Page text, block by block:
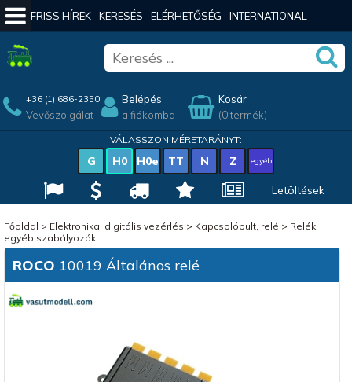
FRISS HÍREK KERESÉS ELÉRHETŐSÉG INTERNATIONAL
+36 (1) 686-2350
Vevőszolgálat
Belépés
a fiókomba
Kosár
(0 termék)
VÁLASSZON MÉRETARÁNYT:
G H0 H0e TT N Z egyéb
Letöltések
Főoldal > Elektronika, digitális vezérlés > Kapcsolópult, relé > Relék,
egyéb szabályozók
ROCO 10019 Általános relé